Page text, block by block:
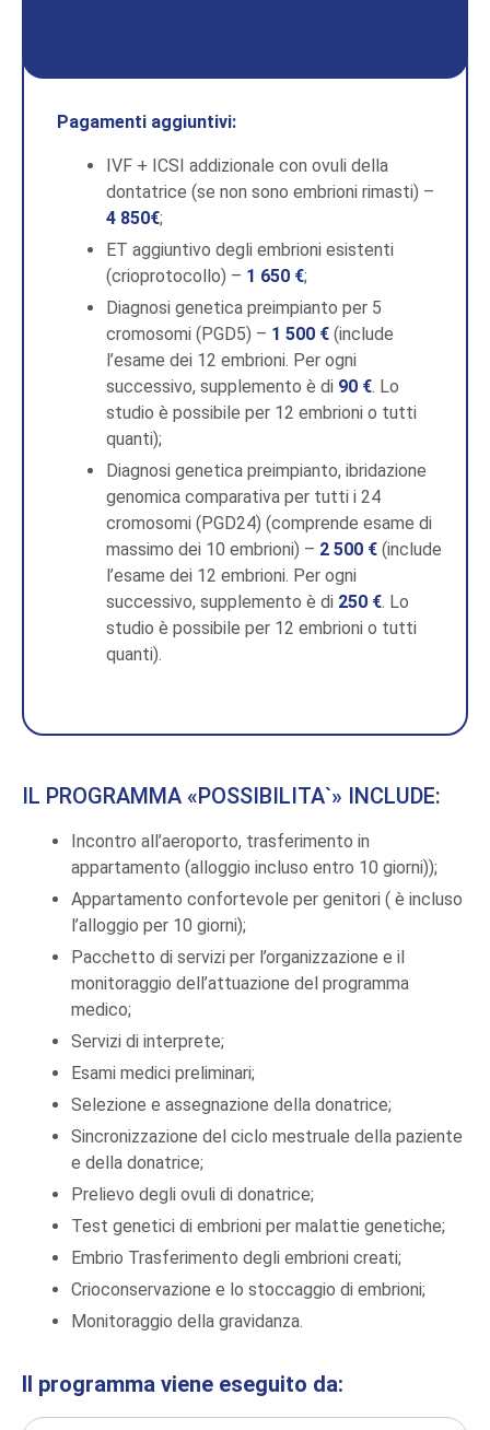
Pagamenti aggiuntivi:
IVF + ICSI addizionale con ovuli della
dontatrice (se non sono embrioni rimasti) –
4 850€;
ET aggiuntivo degli embrioni esistenti
(crioprotocollo) – 1 650 €;
Diagnosi genetica preimpianto per 5
cromosomi (PGD5) – 1 500 € (include
l’esame dei 12 embrioni. Per ogni
successivo, supplemento è di 90 €. Lo
studio è possibile per 12 embrioni o tutti
quanti);
Diagnosi genetica preimpianto, ibridazione
genomica comparativa per tutti i 24
cromosomi (PGD24) (comprende esame di
massimo dei 10 embrioni) – 2 500 € (include
l’esame dei 12 embrioni. Per ogni
successivo, supplemento è di 250 €. Lo
studio è possibile per 12 embrioni o tutti
quanti).
IL PROGRAMMA «POSSIBILITA`» INCLUDE:
Incontro all’aeroporto, trasferimento in
appartamento (alloggio incluso entro 10 giorni));
Appartamento confortevole per genitori ( è incluso
l’alloggio per 10 giorni);
Pacchetto di servizi per l’organizzazione e il
monitoraggio dell’attuazione del programma
medico;
Servizi di interprete;
Esami medici preliminari;
Selezione e assegnazione della donatrice;
Sincronizzazione del ciclo mestruale della paziente
e della donatrice;
Prelievo degli ovuli di donatrice;
Test genetici di embrioni per malattie genetiche;
Embrio Trasferimento degli embrioni creati;
Crioconservazione e lo stoccaggio di embrioni;
Monitoraggio della gravidanza.
Il programma viene eseguito da: